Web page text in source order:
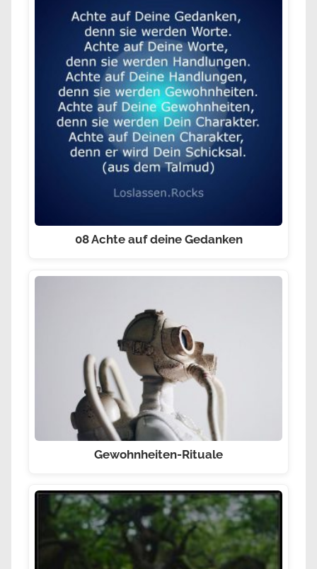
08 Achte auf deine Gedanken
Gewohnheiten-Rituale